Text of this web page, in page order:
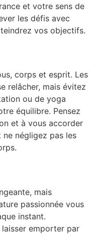
et votre sens de
les défis avec
vos objectifs.
corps et esprit. Les
relâcher, mais évitez
ou de yoga
équilibre. Pensez
et à vous accorder
négligez pas les
mais
passionnée vous
instant.
emporter par